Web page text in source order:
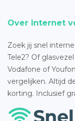
Over internet
Zoek jij snel
Tele2? Of
Vodafone of
vergelijken. Altijd
korting. Inclusief